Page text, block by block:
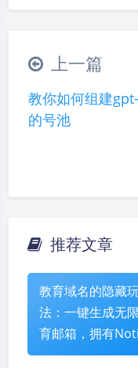
夜间模式
|´・ω・)ノ
∠( ᐛ 」∠)＿
୧(๑•̀⌄•́๑)૭
(´இ皿இ｀)
╮(╯▽╰)╭
上一篇
教你如何组建
的号池
推荐文章
教育域名的隐藏
法：一键生成无
育邮箱，拥有
等权益